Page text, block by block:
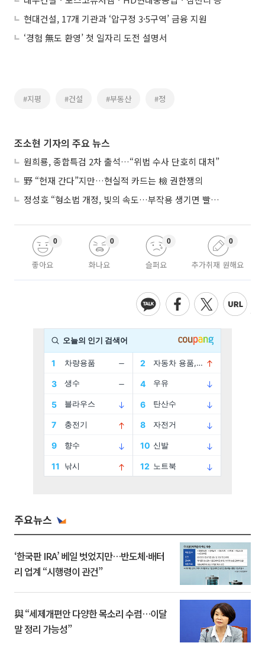
현대건설, 17개 기관과 ‘압구정 3·5구역’ 금융 지원
‘경험 無도 환영’ 첫 일자리 도전 설명서
#지평 #건설 #부동산 #정
조소현 기자의 주요 뉴스
원희룡, 종합특검 2차 출석…“위법 수사 단호히 대처”
野 “헌재 간다”지만…현실적 카드는 檢 권한쟁의
정성호 “형소법 개정, 빛의 속도…부작용 생기면 빨리 고쳐야”
좋아요
0
화나요
0
슬퍼요
0
추가취재 원해요
0
주요뉴스
‘한국판 IRA’ 베일 벗었지만…반도체·배터
리 업계 “시행령이 관건”
與 “세제개편안 다양한 목소리 수렴…이달
말 정리 가능성”